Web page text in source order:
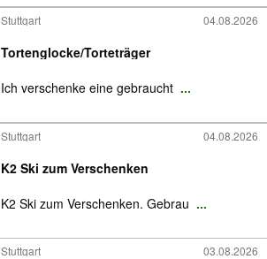
Stuttgart 04.08.2026
Tortenglocke/Torteträger
Ich verschenke eine gebraucht ...
Stuttgart 04.08.2026
K2 Ski zum Verschenken
K2 Ski zum Verschenken. Gebrau ...
Stuttgart 03.08.2026